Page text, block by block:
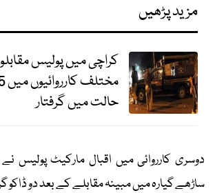
مزید پڑھیں
کراچی میں پولیس
حالت میں گرفتار
دوسری کارروائی میں اقبال مارکیٹ پولیس
ساڑھے گیارہ میں مبینہ مقابلے کے بعد دو ڈاکو